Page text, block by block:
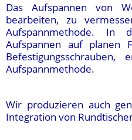
Das Aufspannen von
bearbeiten, zu
Aufspannmethode. In
Aufspannen auf planen
Aufspannmethode.
Wir produzieren auch
Integration von